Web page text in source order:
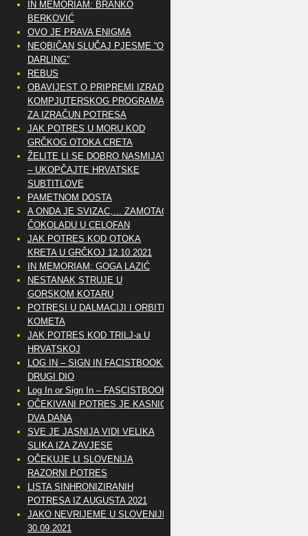
IN MEMORIAM: BRANKO
BERKOVIĆ
OVO JE PRAVA ENIGMA
NEOBIČAN SLUČAJ PJESME “OH
DARLING”
REBUS
OBAVIJEST O PRIPREMI IZRADE
KOMPJUTERSKOG PROGRAMA
ZA IZRAČUN POTRESA
JAK POTRES U MORU KOD
GRČKOG OTOKA CRETA
ŽELITE LI SE DOBRO NASMIJATI
– UKOPČAJTE HRVATSKE
SUBTITLOVE
PAMETNOM DOSTA
A ONDA JE SVIZAC,… ZAMOTAO
ČOKOLADU U CELOFAN
JAK POTRES KOD OTOKA
KRETA U GRČKOJ 12.10.2021
IN MEMORIAM: GOGA LAZIĆ
NESTANAK STRUJE U
GORSKOM KOTARU
POTRESI U DALMACIJI I ORBITE
KOMETA
JAK POTRES KOD TRILJ-a U
HRVATSKOJ
LOG IN – SIGN IN FACISTBOOK –
DRUGI DIO
Log In or Sign In – FASCISTBOOK
OČEKIVANI POTRES JE KASNIO
DVA DANA
SVE JE JASNIJA VIDI VELIKA
SLIKA IZA ZAVJESE
OČEKUJE LI SLOVENIJA
RAZORNI POTRES
LISTA SINHRONIZIRANIH
POTRESA IZ AUGUSTA 2021
JAKO NEVRIJEME U SLOVENIJI
30.09.2021